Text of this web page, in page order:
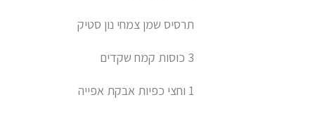
תרסיס שמן צמחי נון סטיק
3 כוסות קמח שקדים
1 וחצי כפיות אבקת אפייה